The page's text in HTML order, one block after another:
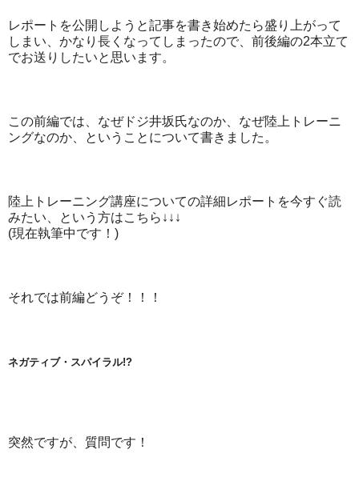
レポートを公開しようと記事を書き始めたら盛り上がって
しまい、かなり長くなってしまったので、前後編の2本立て
でお送りしたいと思います。
この前編では、なぜドジ井坂氏なのか、なぜ陸上トレーニ
ングなのか、ということについて書きました。
陸上トレーニング講座についての詳細レポートを今すぐ読
みたい、という方はこちら↓↓↓
(現在執筆中です！)
それでは前編どうぞ！！！
ネガティブ・スパイラル!?
突然ですが、質問です！